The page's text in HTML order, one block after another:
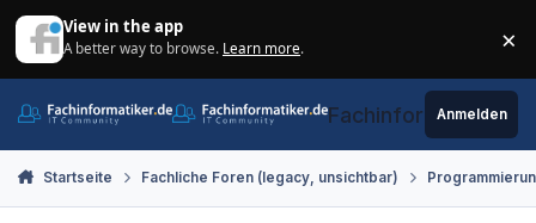
View in the app
A better way to browse. Learn more. ×
Fachinformatiker.de
Anmelden
Startseite Fachliche Foren (legacy, unsichtbar)